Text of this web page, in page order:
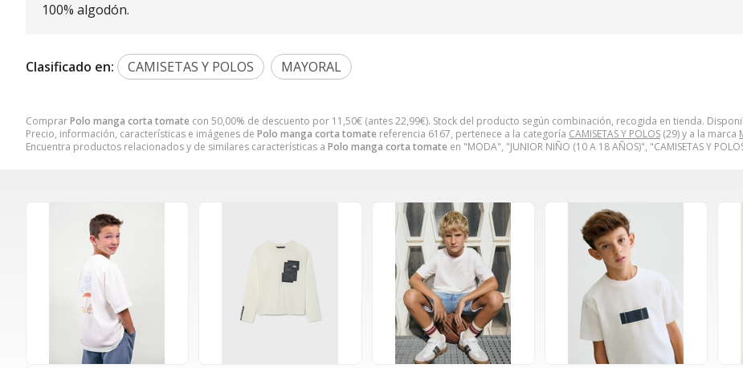
ComprarPolo manga corta tomate con 50,00% de descuento por 11,50€ (antes22,99€). Stock del producto según combinación, recogida en tienda.
Precio, información, características e imágenes de Polo manga corta tomate referencia 6167, pertenece a la categoría CAMISETAS Y POLOS (29) y a la marca
Encuentra productos relacionados y de similares características a Polo manga corta tomate en "MODA", "JUNIOR NIÑO (10 A 18 AÑOS)", "CAMISETAS Y
100% algodón.
Clasificado en: CAMISETAS Y POLOS MAYORAL